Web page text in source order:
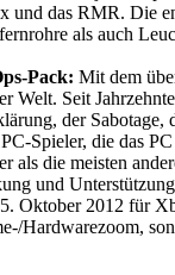
das RMR. Die
als auch
Pack: Mit dem
Welt. Seit
der
PC-Spieler, die das
als die meisten
und
Oktober 2012 für
Hardwarezoom,